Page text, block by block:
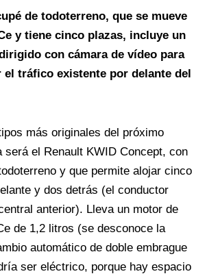
de todoterreno, que se mueve
y tiene cinco plazas, incluye un
con cámara de vídeo para
el tráfico existente por delante del
más originales del próximo
será el Renault KWID Concept, con
y que permite alojar cinco
y dos detrás (el conductor
anterior). Lleva un motor de
de 1,2 litros (se desconoce la
automático de doble embrague
ser eléctrico, porque hay espacio